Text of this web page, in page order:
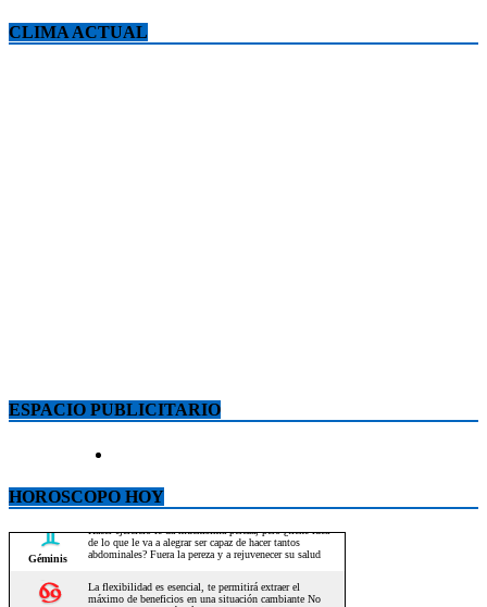
CLIMA ACTUAL
ESPACIO PUBLICITARIO
HOROSCOPO HOY